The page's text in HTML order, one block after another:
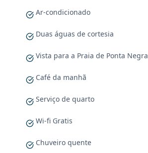
Ar-condicionado
Duas águas de cortesia
Vista para a Praia de Ponta Negra
Café da manhã
Serviço de quarto
Wi-fi Gratis
Chuveiro quente